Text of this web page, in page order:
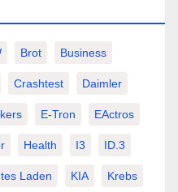
Brot Business
Crashtest Daimler
E-Tron EActros
Health I3 ID.3
Laden KIA Krebs